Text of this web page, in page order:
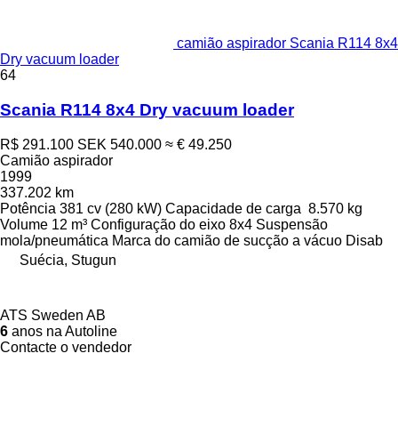
camião aspirador Scania R114 8x4
Dry vacuum loader
64
Scania R114 8x4 Dry vacuum loader
R$ 291.100 SEK 540.000 ≈ € 49.250
Camião aspirador
1999
337.202 km
Potência 381 cv (280 kW) Capacidade de carga 8.570 kg
Volume 12 m³ Configuração do eixo 8x4 Suspensão
mola/pneumática Marca do camião de sucção a vácuo Disab
Suécia, Stugun
ATS Sweden AB
6 anos na Autoline
Contacte o vendedor